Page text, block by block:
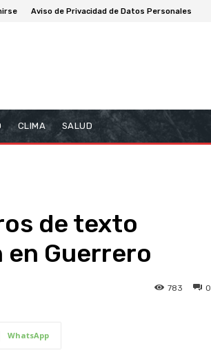
Aviso de Privacidad de Datos Personales
CLIMA SALUD
de texto
Guerrero
0
783
WhatsApp